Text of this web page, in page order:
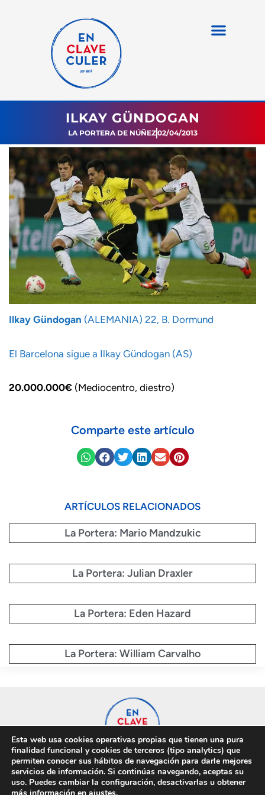
ILKAY GÜNDOGAN
LA PORTERA DE NÚÑEZ02/04/2013
Ilkay Gündogan (ALEMANIA) 22, B. Dormund
El Barcelona sigue a Ilkay Gündogan (AS)
20.000.000€ (Mediocentro, diestro)
Comparte este artículo
ARTÍCULOS RELACIONADOS
La Portera: Mario Mandzukic
La Portera: Julian Draxler
La Portera: Eden Hazard
La Portera: William Carvalho
Privacidad Cookies
Esta web usa cookies operativas propias que tienen una pura
finalidad funcional y cookies de terceros (tipo analytics) que
permiten conocer sus hábitos de navegación para darle mejores
servicios de información. Si continúas navegando, aceptas su
uso. Puedes cambiar la configuración, desactivarlas u obtener